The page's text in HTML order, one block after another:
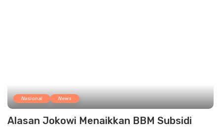
Nasional News
Alasan Jokowi Menaikkan BBM Subsidi